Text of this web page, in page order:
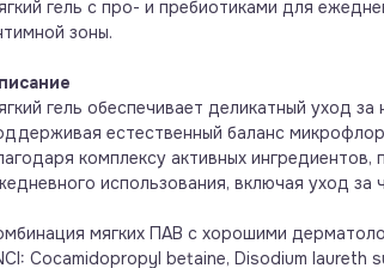
гель с про- и пребиотиками для
зоны.
гель обеспечивает деликатный уход
естественный баланс
комплексу активных
использования, включая уход за
мягких ПАВ с хорошими
Cocamidopropyl betaine, Disodium laureth